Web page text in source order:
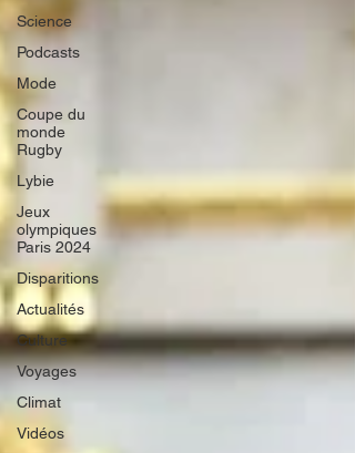
Science
Podcasts
Mode
Coupe du
monde
Rugby
Lybie
Jeux
olympiques
Paris 2024
Disparitions
Actualités
Culture
Voyages
Climat
Vidéos